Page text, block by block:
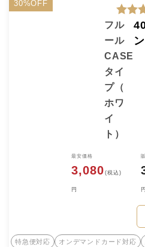
30%OFF
フル
ール
CASE
タイ
プ（
ホワ
イ
ト）
ン
最安価格
3,080 (税込)
円 円
特急便対応 オンデマンドカード対応